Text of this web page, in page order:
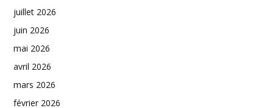
juillet 2026
juin 2026
mai 2026
avril 2026
mars 2026
février 2026